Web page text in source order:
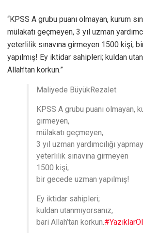
“KPSS A grubu puanı olmayan, kurum
mülakatı geçmeyen, 3 yıl uzman
yeterlilik sınavına girmeyen 1500 kişi,
yapılmış! Ey iktidar sahipleri; kuldan
Allah’tan korkun.”
Maliyede BüyükRezalet
KPSS A grubu puanı olmayan,
girmeyen,
mülakatı geçmeyen,
3 yıl uzman yardımcılığı
yeterlilik sınavına girmeyen
1500 kişi,
bir gecede uzman yapılmış!
Ey iktidar sahipleri;
kuldan utanmıyorsanız,
bari Allah’tan korkun.